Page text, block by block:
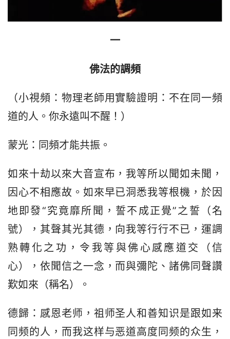
一
佛法的調頻
（小視頻：物理老師用實驗證明：不在同一頻
道的人。你永遠叫不醒！）
蒙光：同頻才能共振。
如來十劫以來大音宣布，我等所以聞如未聞，
因心不相應故。如來早已洞悉我等根機，於因
地即發“究竟靡所聞，誓不成正覺”之誓（名
號），其聲其光其德，向我等行行不已，運調
熟轉化之功，令我等與佛心感應道交（信
心），依聞信之一念，而與彌陀、諸佛同聲讚
歎如來（稱名）。
德歸：感恩老师，祖师圣人和善知识是跟如来
同频的人，而我这样与恶道高度同频的众生，